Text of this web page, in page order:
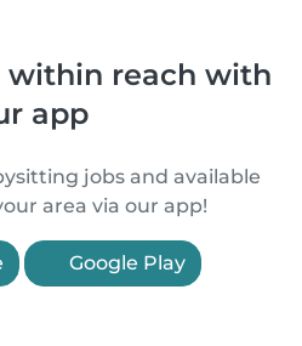
within reach with
app
jobs and available
area via our app!
Google Play